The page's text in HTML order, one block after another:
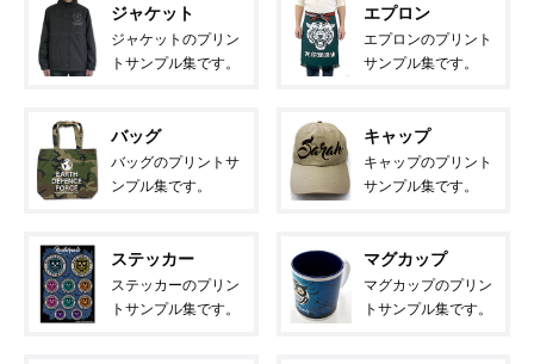
ジャケット
ジャケットのプリン
トサンプル集です。
エプロン
エプロンのプリント
サンプル集です。
バッグ
バッグのプリントサ
ンプル集です。
キャップ
キャップのプリント
サンプル集です。
ステッカー
ステッカーのプリン
トサンプル集です。
マグカップ
マグカップのプリン
トサンプル集です。